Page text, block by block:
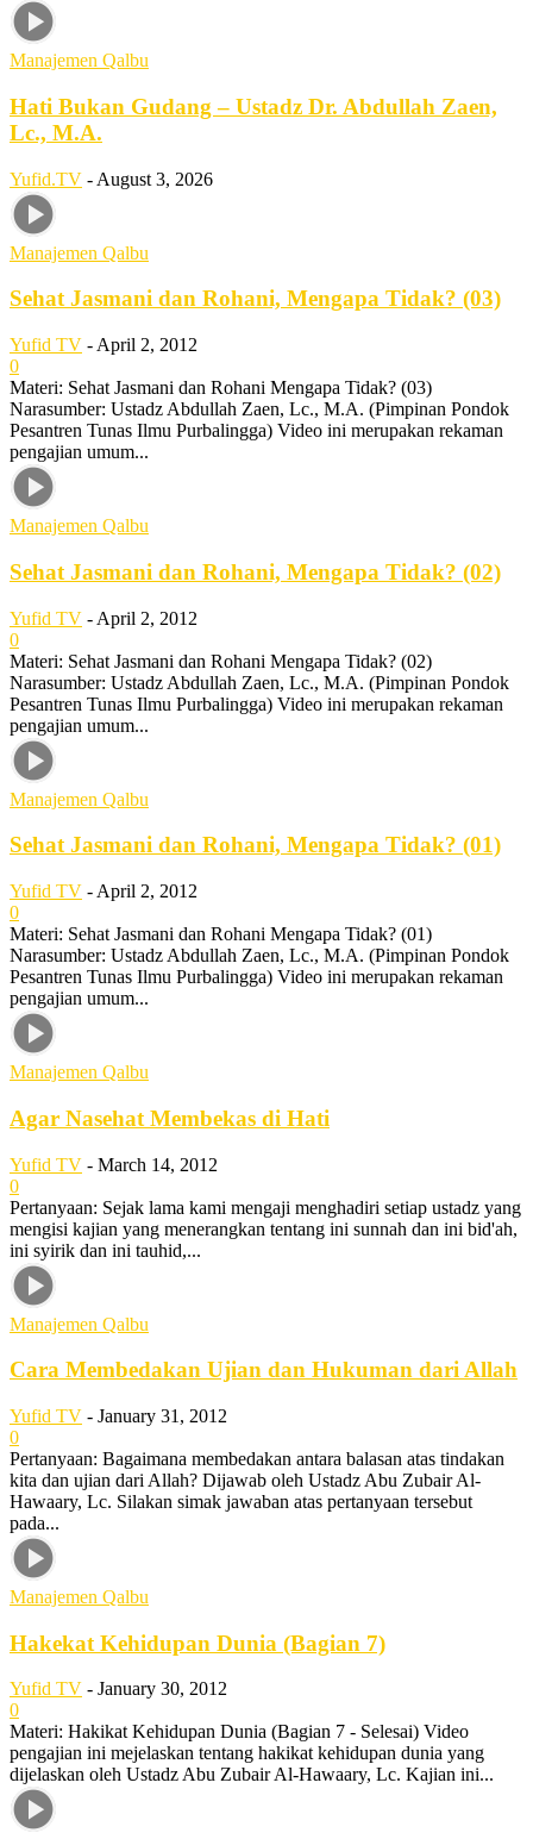
Manajemen Qalbu
Hati Bukan Gudang – Ustadz Dr. Abdullah Zaen,
Lc., M.A.
Yufid.TV - August 3, 2026
Manajemen Qalbu
Sehat Jasmani dan Rohani, Mengapa Tidak? (03)
Yufid TV - April 2, 2012
0
Materi: Sehat Jasmani dan Rohani Mengapa Tidak? (03)
Narasumber: Ustadz Abdullah Zaen, Lc., M.A. (Pimpinan Pondok
Pesantren Tunas Ilmu Purbalingga) Video ini merupakan rekaman
pengajian umum...
Manajemen Qalbu
Sehat Jasmani dan Rohani, Mengapa Tidak? (02)
Yufid TV - April 2, 2012
0
Materi: Sehat Jasmani dan Rohani Mengapa Tidak? (02)
Narasumber: Ustadz Abdullah Zaen, Lc., M.A. (Pimpinan Pondok
Pesantren Tunas Ilmu Purbalingga) Video ini merupakan rekaman
pengajian umum...
Manajemen Qalbu
Sehat Jasmani dan Rohani, Mengapa Tidak? (01)
Yufid TV - April 2, 2012
0
Materi: Sehat Jasmani dan Rohani Mengapa Tidak? (01)
Narasumber: Ustadz Abdullah Zaen, Lc., M.A. (Pimpinan Pondok
Pesantren Tunas Ilmu Purbalingga) Video ini merupakan rekaman
pengajian umum...
Manajemen Qalbu
Agar Nasehat Membekas di Hati
Yufid TV - March 14, 2012
0
Pertanyaan: Sejak lama kami mengaji menghadiri setiap ustadz yang
mengisi kajian yang menerangkan tentang ini sunnah dan ini bid'ah,
ini syirik dan ini tauhid,...
Manajemen Qalbu
Cara Membedakan Ujian dan Hukuman dari Allah
Yufid TV - January 31, 2012
0
Pertanyaan: Bagaimana membedakan antara balasan atas tindakan
kita dan ujian dari Allah? Dijawab oleh Ustadz Abu Zubair Al-
Hawaary, Lc. Silakan simak jawaban atas pertanyaan tersebut
pada...
Manajemen Qalbu
Hakekat Kehidupan Dunia (Bagian 7)
Yufid TV - January 30, 2012
0
Materi: Hakikat Kehidupan Dunia (Bagian 7 - Selesai) Video
pengajian ini mejelaskan tentang hakikat kehidupan dunia yang
dijelaskan oleh Ustadz Abu Zubair Al-Hawaary, Lc. Kajian ini...